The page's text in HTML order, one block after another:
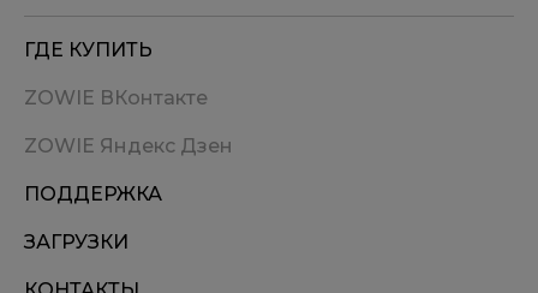
ГДЕ КУПИТЬ
ZOWIE ВКонтакте
ZOWIE Яндекс Дзен
ПОДДЕРЖКА
ЗАГРУЗКИ